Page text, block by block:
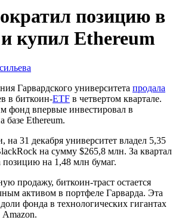
позицию в
купил Ethereum
Гарвардского университета продала
в биткоин-ETF в четвертом квартале.
фонд впервые инвестировал в
базе Ethereum.
на 31 декабря университет владел 5,35
на сумму $265,8 млн. За квартал
позицию на 1,48 млн бумаг.
продажу, биткоин-траст остается
активом в портфеле Гарварда. Эта
фонда в технологических гигантах